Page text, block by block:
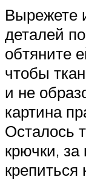
Вырежете
деталей
обтяните
чтобы
и не
картина
Осталось
крючки, за
крепиться